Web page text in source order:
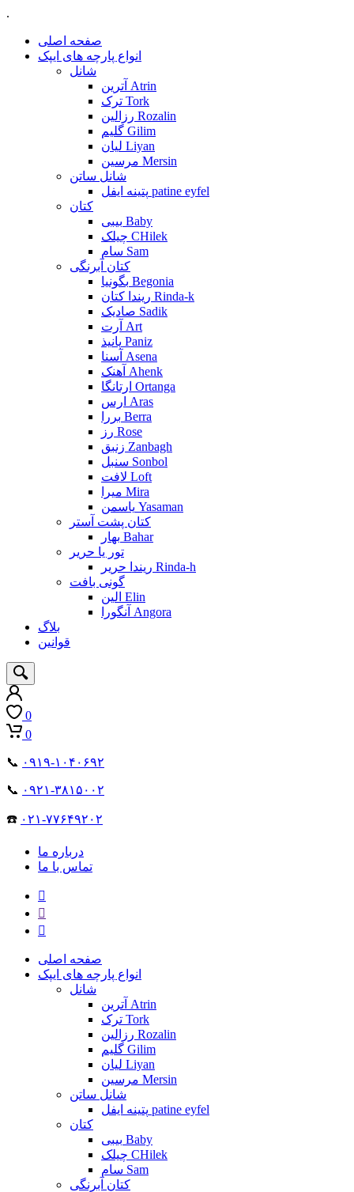
.
صفحه اصلی
انواع پارچه های ایپک
شانل
آترین Atrin
ترک Tork
رزالین Rozalin
گلیم Gilim
لیان Liyan
مرسین Mersin
شانل ساتن
پتینه ایفل patine eyfel
کتان
بیبی Baby
چیلک CHilek
سام Sam
کتان آبرنگی
بگونیا Begonia
ریندا کتان Rinda-k
صادیک Sadik
آرت Art
پانیذ Paniz
آسنا Asena
آهنک Ahenk
ارتانگا Ortanga
ارس Aras
بررا Berra
رز Rose
زنبق Zanbagh
سنبل Sonbol
لافت Loft
میرا Mira
یاسمن Yasaman
کتان پشت آستر
بهار Bahar
تور یا حریر
ریندا حریر Rinda-h
گونی بافت
الین Elin
آنگورا Angora
بلاگ
قوانین
0
0
📞 ۰۹۱۹-۱۰۴۰۶۹۲
📞 ۰۹۲۱-۳۸۱۵۰۰۲
☎️ ۰۲۱-۷۷۶۴۹۲۰۲
درباره ما
تماس با ما
صفحه اصلی
انواع پارچه های ایپک
شانل
آترین Atrin
ترک Tork
رزالین Rozalin
گلیم Gilim
لیان Liyan
مرسین Mersin
شانل ساتن
پتینه ایفل patine eyfel
کتان
بیبی Baby
چیلک CHilek
سام Sam
کتان آبرنگی